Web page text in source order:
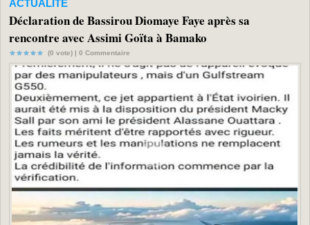
ACTUALITE
Déclaration de Bassirou Diomaye Faye après sa
rencontre avec Assimi Goïta à Bamako
(0 vote) | 0 Commentaire